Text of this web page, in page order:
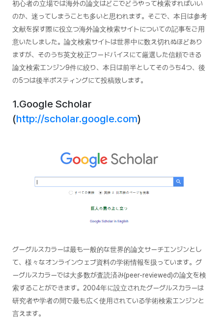
初心者の立場では海外の論文はどこでどうやって検索すればいい
のか、迷ってしまうことも多いと思われます。そこで、本日は参考
文献を探す際に役立つ海外論文検索サイトについての記事をご用
意いたしました。論文検索サイトは世界中に数え切れぬほどあり
ますが、そのうち英文校正ワードバイスにて厳選した信頼できる
論文検索エンジン9件に絞り、本日は前半としてそのうち4つ、後
の5つは後半ポスティングにて投稿致します。
1.Google Scholar
(http://scholar.google.com)
グーグルスカラーは最も一般的な世界的論文サーチエンジンとし
て、様々なオンラインウェブ資料の学術情報を扱っています。グ
ーグルスカラーでは大多数が査読済み(peer-reviewed)の論文を検
索することができます。2004年に設立されたグーグルスカラーは
研究者や学者の間で最も広く使用されている学術検索エンジンと
言えます。